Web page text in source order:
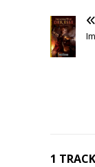
zum
sich also
1